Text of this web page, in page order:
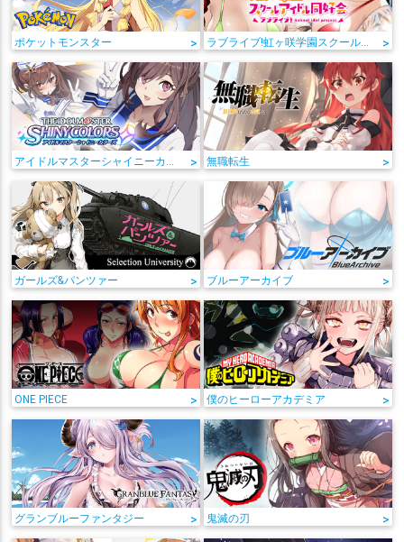
ポケットモンスター > >
> 無職転生 >
ガールズ&パンツァー > ブルーアーカイブ >
ONE PIECE > 僕のヒーローアカデミア >
グランブルーファンタジー > 鬼滅の刃 >